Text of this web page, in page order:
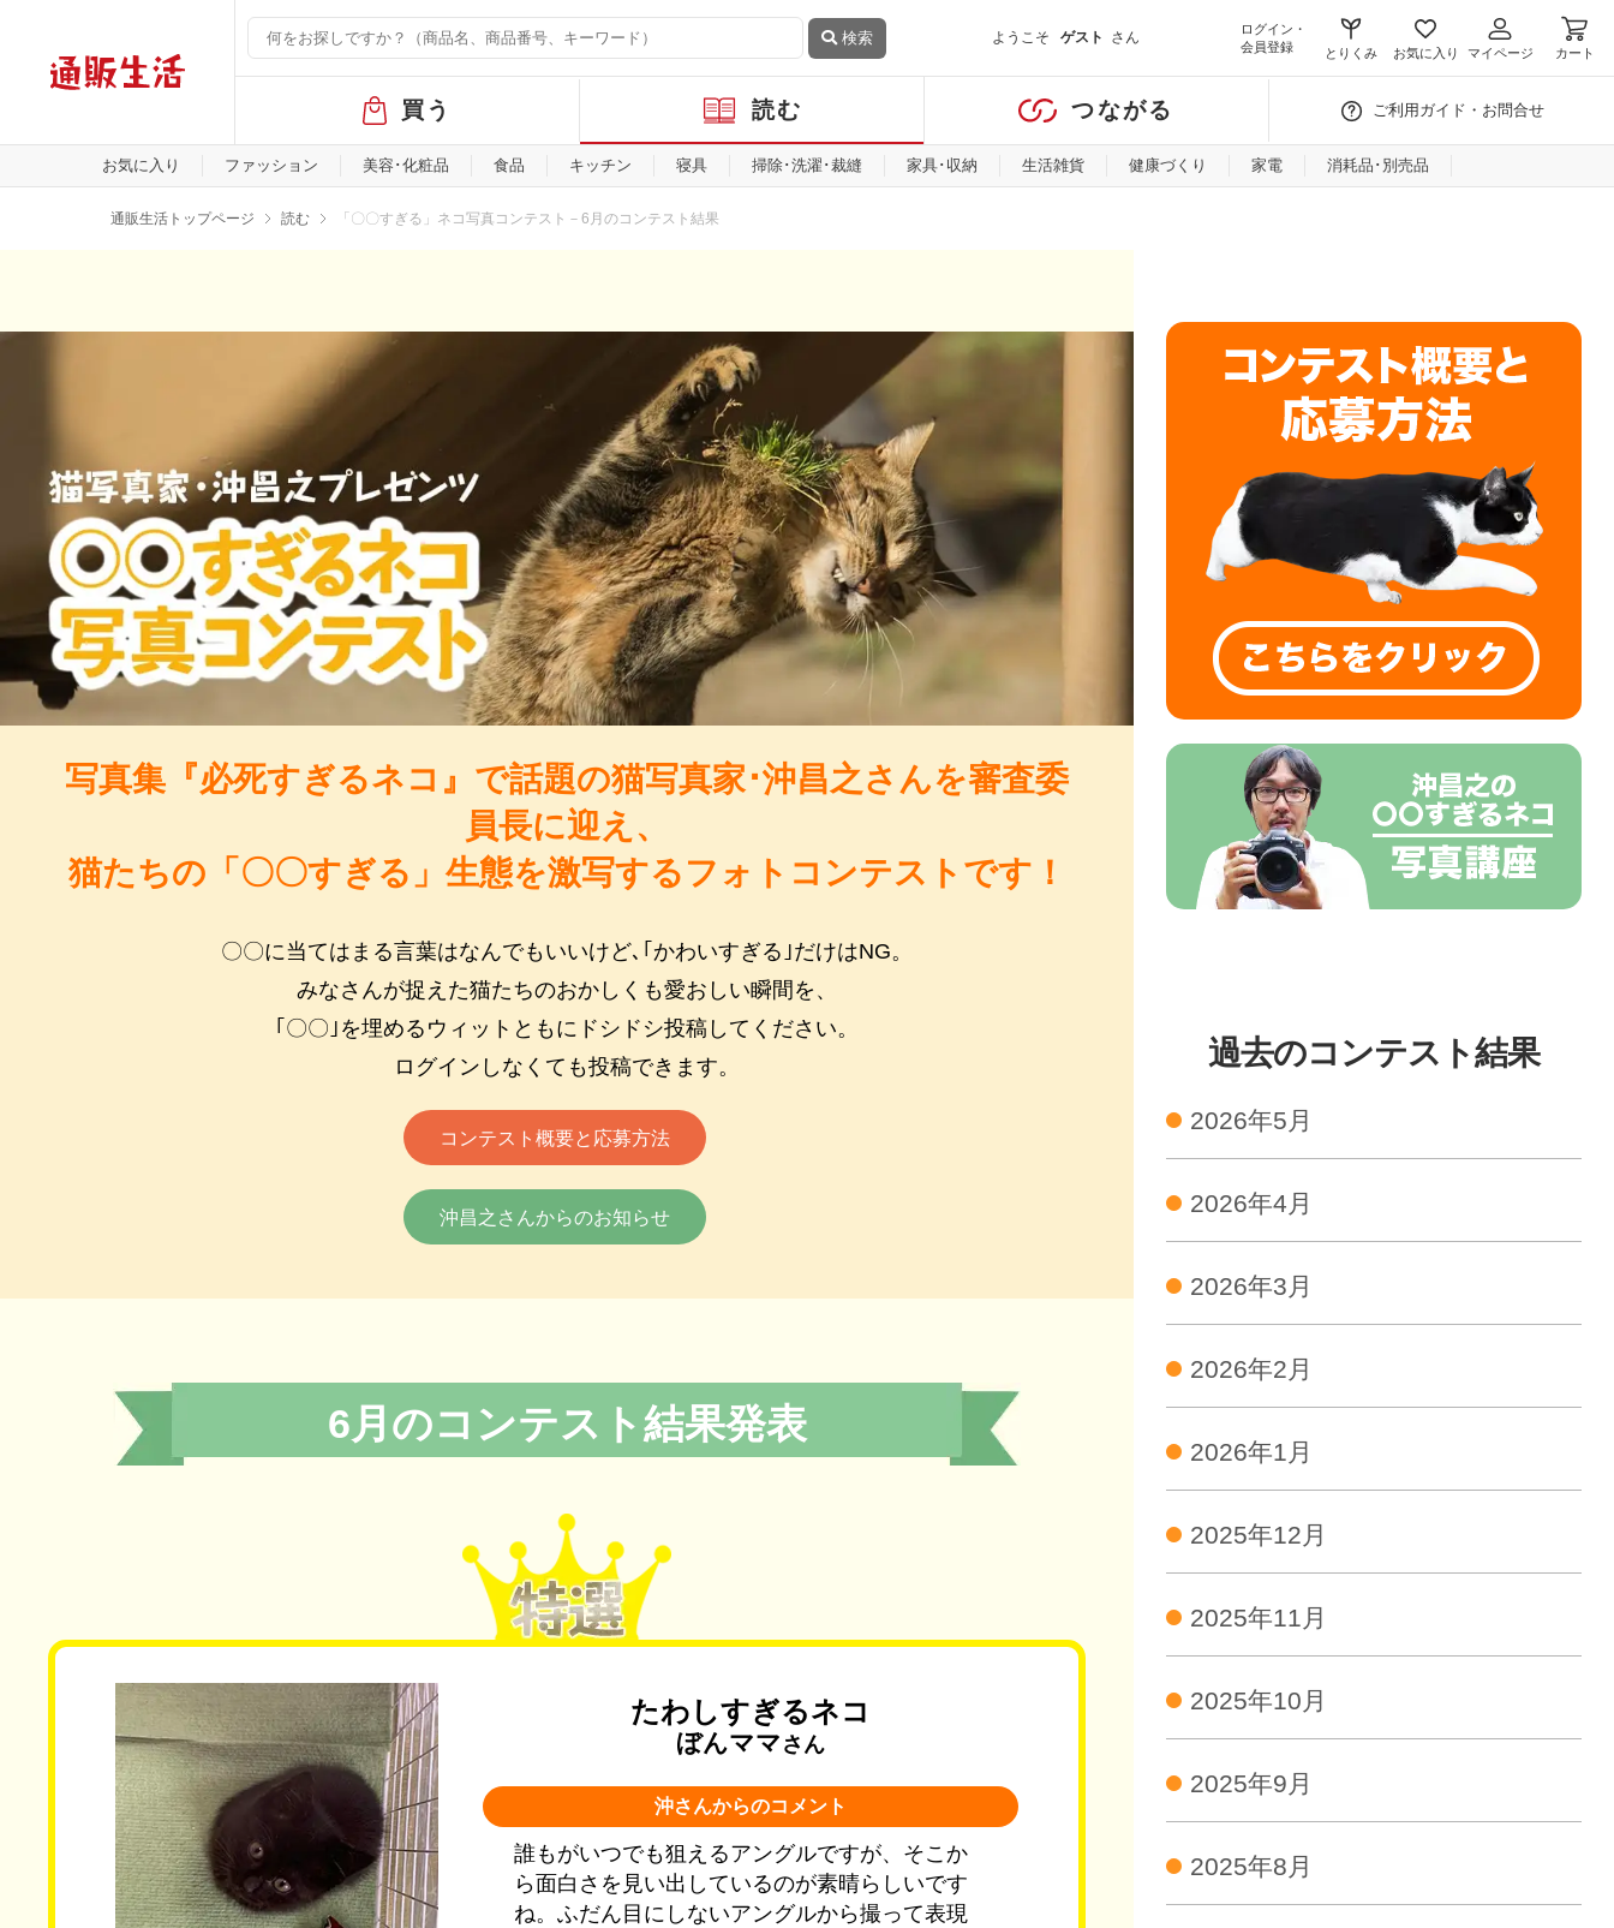
検索 ようこそ ゲスト さん
ログイン・
会員登録
とりくみ お気に入り マイページ カート
バ
ル
メ
買う 読む つながる ご利用ガイド・お問合せ
お気に入り ファッション 美容･化粧品 食品 キッチン 寝具 掃除･洗濯･裁縫 家具･収納 生活雑貨 健康づくり 家電 消耗品･別売品
通販生活トップページ 読む 「〇〇すぎる」ネコ写真コンテスト－6月のコンテスト結果
写真集『必死すぎるネコ』で話題の猫写真家･沖昌之さんを審査委
員長に迎え、
猫たちの「〇〇すぎる」生態を激写するフォトコンテストです！
〇〇に当てはまる言葉はなんでもいいけど､｢かわいすぎる｣だけはNG。
みなさんが捉えた猫たちのおかしくも愛おしい瞬間を、
｢〇〇｣を埋めるウィットともにドシドシ投稿してください。
ログインしなくても投稿できます。
コンテスト概要と応募方法
沖昌之さんからのお知らせ
6月のコンテスト結果発表
たわしすぎるネコ
ぼんママ さん
沖さんからのコメント
誰もがいつでも狙えるアングルですが、そこか
ら面白さを見い出しているのが素晴らしいです
ね。ふだん目にしないアングルから撮って表現
過去のコンテスト結果
2026年5月
2026年4月
2026年3月
2026年2月
2026年1月
2025年12月
2025年11月
2025年10月
2025年9月
2025年8月